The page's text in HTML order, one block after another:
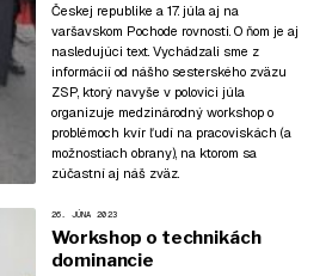
Českej republike a 17. júla aj na
varšavskom Pochode rovnosti. O ňom je aj
nasledujúci text. Vychádzali sme z
informácií od nášho sesterského zväzu
ZSP, ktorý navyše v polovici júla
organizuje medzinárodný workshop o
problémoch kvír ľudí na pracoviskách (a
možnostiach obrany), na ktorom sa
zúčastní aj náš zväz.
26. JÚNA 2023
Workshop o technikách
dominancie